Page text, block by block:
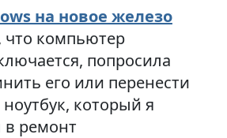
на новое железо
компьютер
попросила
его или перенести
который я
в ремонт